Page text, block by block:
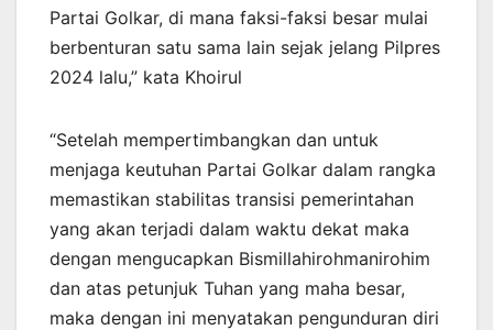
Partai Golkar, di mana faksi-faksi besar mulai
berbenturan satu sama lain sejak jelang Pilpres
2024 lalu,” kata Khoirul
“Setelah mempertimbangkan dan untuk
menjaga keutuhan Partai Golkar dalam rangka
memastikan stabilitas transisi pemerintahan
yang akan terjadi dalam waktu dekat maka
dengan mengucapkan Bismillahirohmanirohim
dan atas petunjuk Tuhan yang maha besar,
maka dengan ini menyatakan pengunduran diri